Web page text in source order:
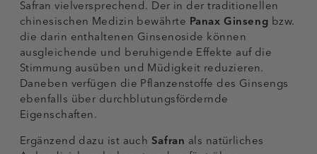
Safran vielversprechend. Der in der traditionellen
chinesischen Medizin bewährte Panax Ginseng bzw.
die darin enthaltenen Ginsenoside können
ausgleichende und beruhigende Effekte auf die
Stimmung ausüben und Müdigkeit reduzieren.
Daneben verfügen die Pflanzenstoffe des Ginsengs
ebenfalls über durchblutungsfördernde
Eigenschaften.
Ergänzend dazu ist auch Safran als natürliches